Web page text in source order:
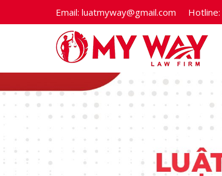
Email: luatmyway@gmail.com Hotline: